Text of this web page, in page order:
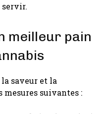
servir.
meilleur pain
saveur et la
mesures suivantes :